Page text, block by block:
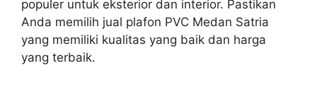
populer untuk eksterior dan interior. Pastikan
Anda memilih jual plafon PVC Medan Satria
yang memiliki kualitas yang baik dan harga
yang terbaik.